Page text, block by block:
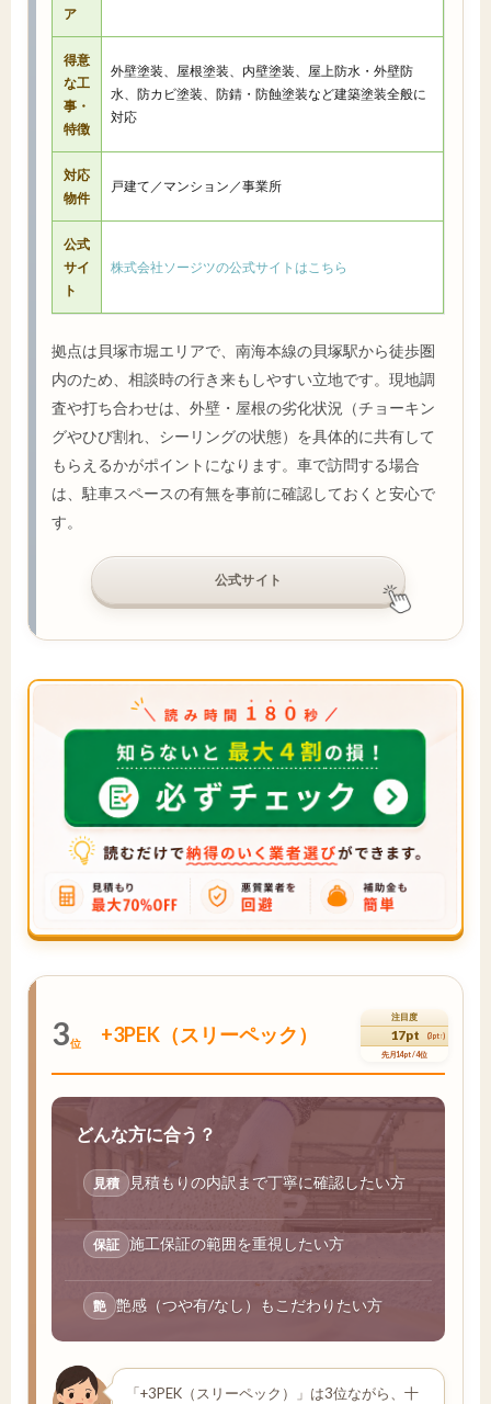
ア
得意
な工
事・
特徴
外壁塗装、屋根塗装、内壁塗装、屋上防水・外壁防
水、防カビ塗装、防錆・防蝕塗装など建築塗装全般に
対応
対応
物件
戸建て／マンション／事業所
公式
サイ
ト
株式会社ソージツの公式サイトはこちら
拠点は貝塚市堀エリアで、南海本線の貝塚駅から徒歩圏
内のため、相談時の行き来もしやすい立地です。現地調
査や打ち合わせは、外壁・屋根の劣化状況（チョーキン
グやひび割れ、シーリングの状態）を具体的に共有して
もらえるかがポイントになります。車で訪問する場合
は、駐車スペースの有無を事前に確認しておくと安心で
す。
公式サイト
3位 +3PEK（スリーペック）
注目度
17pt (3pt↑)
先月14pt / 4位
どんな方に合う？
見積 見積もりの内訳まで丁寧に確認したい方
保証 施工保証の範囲を重視したい方
艶 艶感（つや有/なし）もこだわりたい方
「+3PEK（スリーペック）」は3位ながら、十